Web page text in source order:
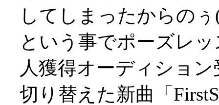
してしまったからの
という事でポーズレ
人獲得オーディショ
切り替えた新曲「